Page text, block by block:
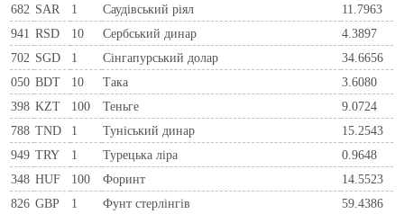
682 SAR 1 Саудівський ріял
11.7963
941 RSD 10 Сербський динар
4.3897
702 SGD 1 Сінгапурський долар
34.6656
050 BDT 10 Така
3.6080
398 KZT 100 Теньге
9.0724
788 TND 1 Туніський динар
15.2543
949 TRY 1 Турецька ліра
0.9648
348 HUF 100 Форинт
14.5523
826 GBP 1 Фунт стерлінгів 59.4386